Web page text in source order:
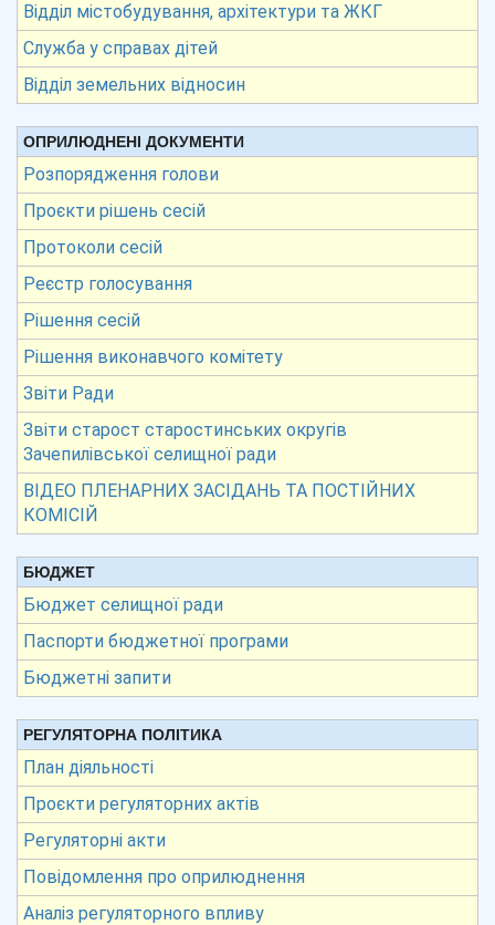
Відділ містобудування, архітектури та ЖКГ
Служба у справах дітей
Відділ земельних відносин
ОПРИЛЮДНЕНІ ДОКУМЕНТИ
Розпорядження голови
Проєкти рішень сесій
Протоколи сесій
Реєстр голосування
Рішення сесій
Рішення виконавчого комітету
Звіти Ради
Звіти старост старостинських округів
Зачепилівської селищної ради
ВІДЕО ПЛЕНАРНИХ ЗАСІДАНЬ ТА ПОСТІЙНИХ
КОМІСІЙ
БЮДЖЕТ
Бюджет селищної ради
Паспорти бюджетної програми
Бюджетні запити
РЕГУЛЯТОРНА ПОЛІТИКА
План діяльності
Проєкти регуляторних актів
Регуляторні акти
Повідомлення про оприлюднення
Аналіз регуляторного впливу